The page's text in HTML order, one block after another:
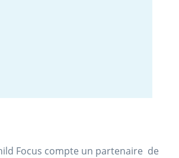
Focus compte un partenaire de